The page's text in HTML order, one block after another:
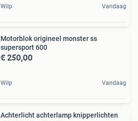
Wilp Vandaag
Motorblok origineel monster ss
supersport 600
€ 250,00
Wilp Vandaag
Achterlicht achterlamp knipperlichten